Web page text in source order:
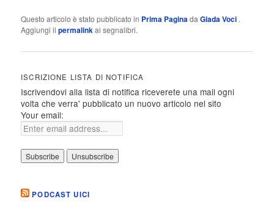
Questo articolo è stato pubblicato in Prima PaginadaGiada Voci .
Aggiungi ilpermalinkai segnalibri.
ISCRIZIONE LISTA DI NOTIFICA
Iscrivendovi alla lista di notifica riceverete una mail ogni
volta che verra' pubblicato un nuovo articolo nel sito
Your email:
PODCAST UICI